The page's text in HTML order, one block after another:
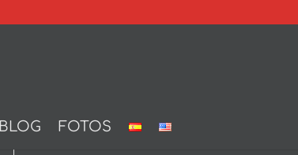
BLOG FOTOS